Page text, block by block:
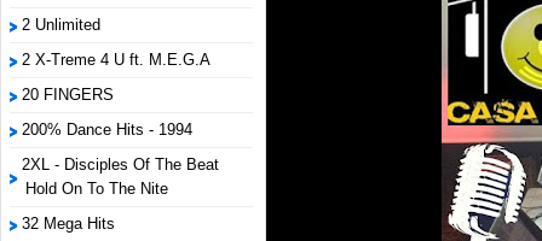
2 Unlimited
2 X-Treme 4 U ft. M.E.G.A
20 FINGERS
200% Dance Hits - 1994
2XL - Disciples Of The Beat
Hold On To The Nite
32 Mega Hits